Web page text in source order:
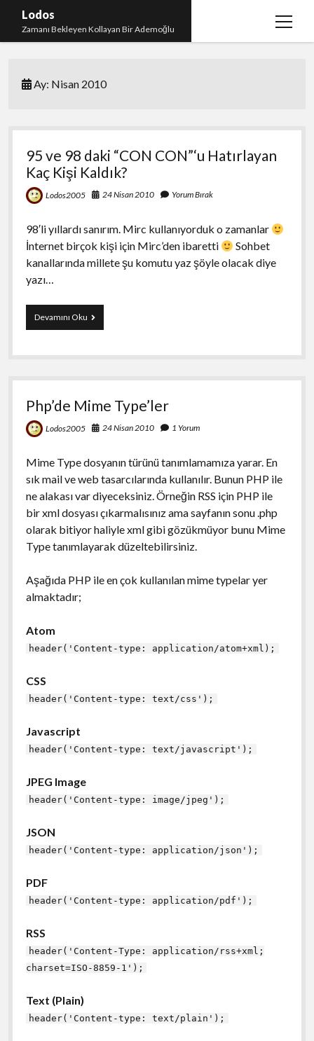
Lodos
Zamanı Bekleyen Kollayan Bir Ademoğlu
menüyü
test
Ay: Nisan 2010
95 ve 98 daki “CON CON”‘u Hatırlayan
Kaç Kişi Kaldık?
Lodos2005 24 Nisan 2010 Yorum Bırak
98′li yıllardı sanırım. Mirc kullanıyorduk o zamanlar
İnternet birçok kişi için Mirc’den ibaretti
Sohbet
kanallarında millete şu komutu yaz şöyle olacak diye
yazı…
Devamını Oku95
ve
daki
CON”‘u
Kaç
Kaldık?
Php’de Mime Type’ler
Lodos2005 24 Nisan 2010 1 Yorum
Mime Type dosyanın türünü tanımlamamıza yarar. En
sık mail ve web tasarcılarında kullanılır. Bunun PHP ile
ne alakası var diyeceksiniz. Örneğin RSS için PHP ile
bir xml dosyası çıkarmalısınız ama sayfanın sonu .php
olarak bitiyor haliyle xml gibi gözükmüyor bunu Mime
Type tanımlayarak düzeltebilirsiniz.
Aşağıda PHP ile en çok kullanılan mime typelar yer
almaktadır;
Atom
header('Content-type: application/atom+xml);
CSS
header('Content-type: text/css');
Javascript
header('Content-type: text/javascript');
JPEG Image
header('Content-type: image/jpeg');
JSON
header('Content-type: application/json');
PDF
header('Content-type: application/pdf');
RSS
header('Content-Type: application/rss+xml;
charset=ISO-8859-1');
Text (Plain)
header('Content-type: text/plain');